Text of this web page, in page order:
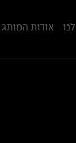
אודות המותג